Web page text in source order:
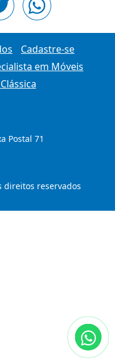
Cadastre-se
em Móveis
Postal 71
direitos reservados